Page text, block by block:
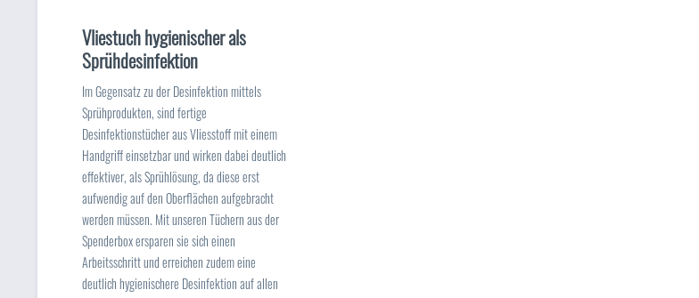
Vliestuch hygienischer als
Sprühdesinfektion
Im Gegensatz zu der Desinfektion mittels
Sprühprodukten, sind fertige
Desinfektionstücher aus Vliesstoff mit einem
Handgriff einsetzbar und wirken dabei deutlich
effektiver, als Sprühlösung, da diese erst
aufwendig auf den Oberflächen aufgebracht
werden müssen. Mit unseren Tüchern aus der
Spenderbox ersparen sie sich einen
Arbeitsschritt und erreichen zudem eine
deutlich hygienischere Desinfektion auf allen